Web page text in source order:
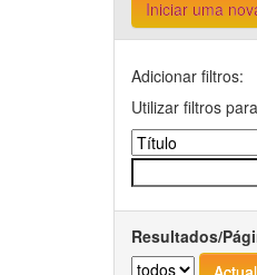
Iniciar uma
Adicionar filtros:
Utilizar filtros
Resultados/